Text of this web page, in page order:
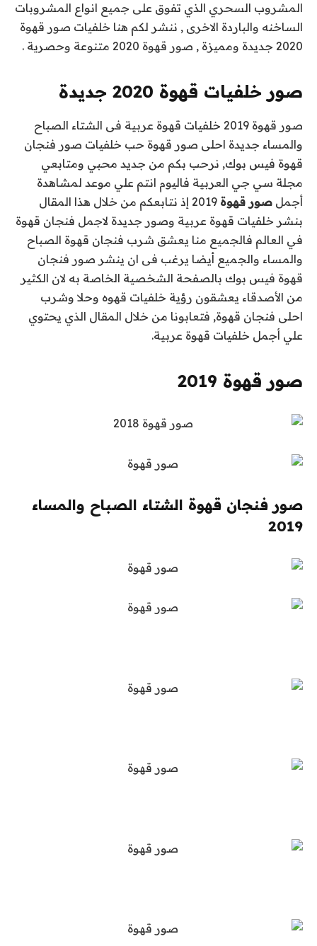
المشروب السحري الذي تفوق على جميع انواع المشروبات
الساخنه والباردة الاخرى , ننشر لكم هنا خلفيات صور قهوة
2020 جديدة ومميزة , صور قهوة 2020 متنوعة وحصرية .
صور خلفيات قهوة 2020 جديدة
صور قهوة 2019 خلفيات قهوة عربية فى الشتاء الصباح
والمساء جديدة احلى صور قهوة حب خلفيات صور فنجان
قهوة فيس بوك, نرحب بكم من جديد محبي ومتابعي
مجلة سي جي العربية فاليوم انتم علي موعد لمشاهدة
أجمل صور قهوة
2019 إذ نتابعكم من خلال هذا المقال
بنشر خلفيات قهوة عربية وصور جديدة لاجمل فنجان قهوة
في العالم فالجميع منا يعشق شرب فنجان قهوة الصباح
والمساء والجميع أيضا يرغب فى ان ينشر صور فنجان
قهوة فيس بوك بالصفحة الشخصية الخاصة به لان الكثير
من الأصدقاء يعشقون رؤية خلفيات قهوه وحلا وشرب
احلى فنجان قهوة, فتعابونا من خلال المقال الذي يحتوي
علي أجمل خلفيات قهوة عربية.
صور قهوة 2019
صور فنجان قهوة الشتاء الصباح والمساء
2019